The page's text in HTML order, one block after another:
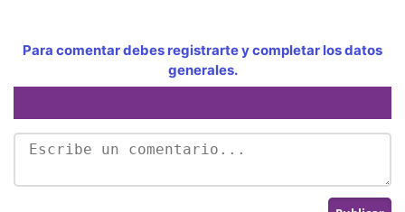
Para comentar debes registrarte y completar los datos
generales.